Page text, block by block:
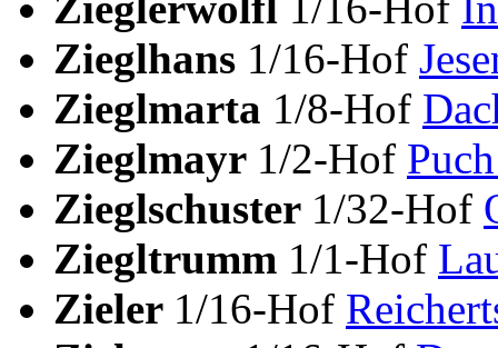
Zieglhans 1/16-Hof
Zieglmarta 1/8-Hof
Zieglmayr 1/2-Hof
Zieglschuster 1/32-Hof
Ziegltrumm 1/1-Hof
Zieler 1/16-Hof